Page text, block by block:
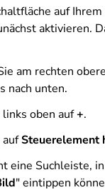
auf
aktivieren.
am rechten
nach unten.
oben auf+.
aufSteuerelement
eine Suchleiste,
" eintippen